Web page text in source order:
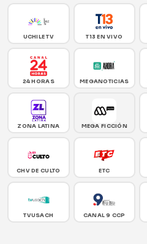
UCHILE TV T13 EN VIVO
24 HORAS MEGANOTICIAS
ZONA LATINA MEGA FICCIÓN
CHV DE CULTO ETC
TVUSACH CANAL 9 CCP